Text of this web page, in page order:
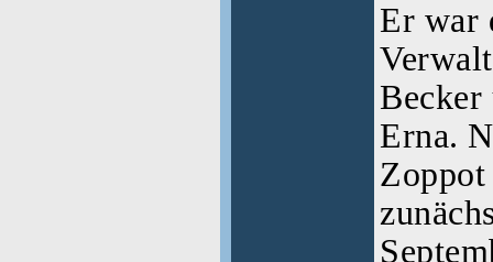
Er war
Becker
Erna.
Zoppot